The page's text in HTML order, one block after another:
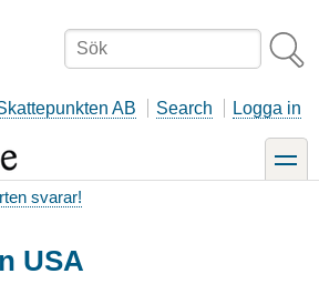
Sök
AB Search Logga in
toggle
svarar!
USA